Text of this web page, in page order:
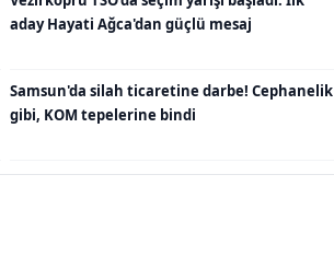
aday Hayati Ağca'dan güçlü mesaj
Samsun'da silah ticaretine darbe! Cephanelik
gibi, KOM tepelerine bindi